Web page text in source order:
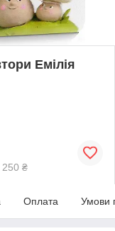
Емілія
250 ₴
Оплата Умови